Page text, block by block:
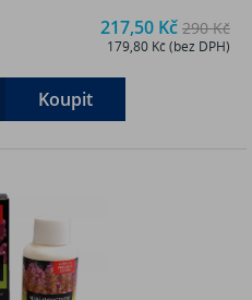
217,50 Kč 290 Kč
179,80 Kč (bez DPH)
Koupit